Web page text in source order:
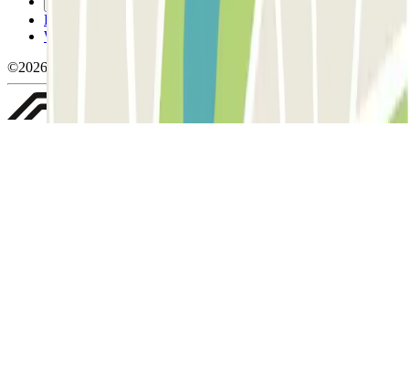
Politique de confidentialité
Whistleblowing
©2026 Parclick. Tous droits réservés